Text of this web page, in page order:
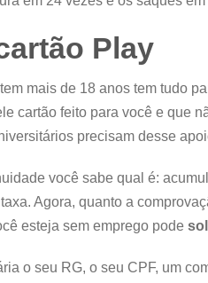
Play
mais de 18 anos tem tudo
cartão feito para você e que
precisam desse
você sabe qual é:
Agora, quanto a
esteja sem emprego pode
o seu RG, o seu CPF, um